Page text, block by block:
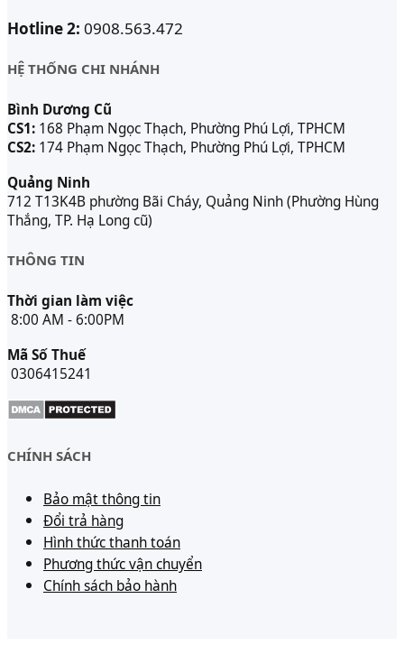
Hotline 2: 0908.563.472
HỆ THỐNG CHI NHÁNH
Bình Dương Cũ
CS1: 168 Phạm Ngọc Thạch, Phường Phú Lợi, TPHCM
CS2: 174 Phạm Ngọc Thạch, Phường Phú Lợi, TPHCM
Quảng Ninh
712 T13K4B phường Bãi Cháy, Quảng Ninh (Phường Hùng
Thắng, TP. Hạ Long cũ)
THÔNG TIN
Thời gian làm việc
8:00 AM - 6:00PM
Mã Số Thuế
0306415241
CHÍNH SÁCH
Bảo mật thông tin
Đổi trả hàng
Hình thức thanh toán
Phương thức vận chuyển
Chính sách bảo hành